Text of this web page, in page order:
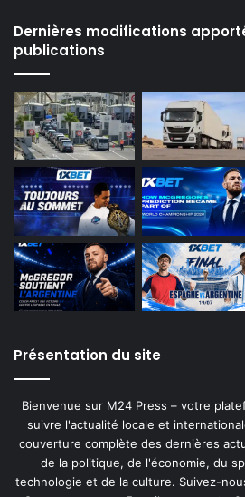
Dernières modifications
publications
Présentation du site
Bienvenue sur M24 Press – votre
suivre l'actualité locale et
couverture complète des dernières
de la politique, de l'économie, du
technologie et de la culture. Suivez-